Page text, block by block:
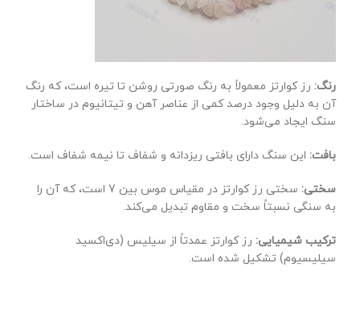
رنگ: رز کوارتز معمولاً به رنگ صورتی روشن تا تیره است، که رنگ
آن به دلیل وجود درصد کمی از عناصر آهن و تیتانیوم در ساختار
سنگ ایجاد می‌شود.
بافت: این سنگ دارای بافتی ریزدانه و شفاف تا نیمه شفاف است.
سختی:
سختی رز کوارتز در مقیاس موس بین 7 است، که آن را
به سنگی نسبتاً سخت و مقاوم تبدیل می‌کند.
ترکیب شیمیایی: رز کوارتز عمدتاً از سیلیس (دی‌اکسید
سیلیسیوم) تشکیل شده است.